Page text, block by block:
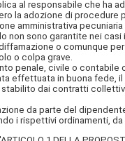
al responsabile che ha
la adozione di
amministrativa pecuniaria
non sono garantite nei
o comunque
o colpa grave.
penale, civile o
effettuata in buona
dai contratti
da parte del
i rispettivi ordinamenti,